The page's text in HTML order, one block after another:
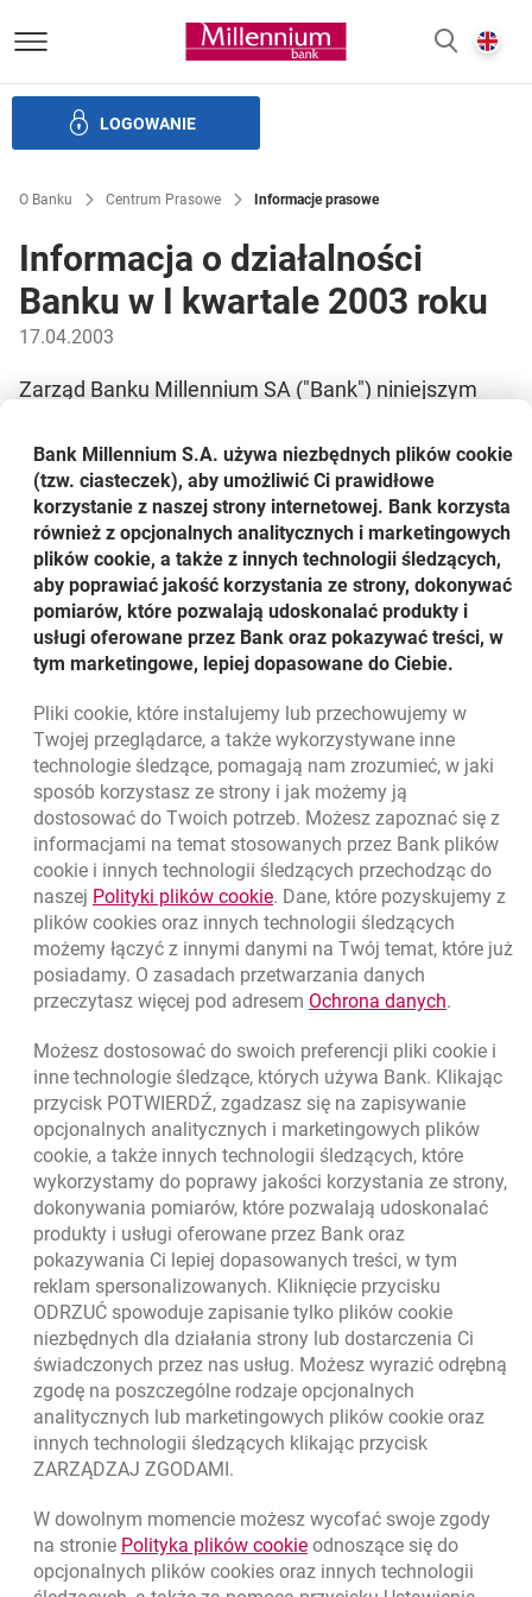
Bank Millennium homepage
LOGOWANIE
O Banku Centrum Prasowe Informacje prasowe
Informacja o działalności
Banku w I kwartale 2003 roku
17.04.2003
Zarząd Banku Millennium SA ("Bank") niniejszym
obrotowego 2003 (1 stycznia do 31 marca 2003
roku) skonsolidowany zysk netto Grupy Banku
Millennium wyniósł 29,9 mln zł. W tym samym
okresie zysk netto Banku Millennium SA wyniósł
również 29,9 mln zł.
Dla porównania, skonsolidowany zysk netto Grupy i Banku
w pierwszym kwartale 2002 roku wyniósł 47,1 mln zł.
Powrót do listy
Nawigacja dolna
Zadzwoń do nas
801 331 331
(+48) 22 598 40 40
Migam
Znajdź placówkę lub bankomat otwiera się w nowej karcie
Oceń nas otwiera się w nowej karcie
Złóż wniosek przez internet
Skontaktuj się ze Specjalistą
O banku
Kursy wymiany walut
Kursy wymiany walut. Data aktualizacji: 6.08.2026, 12:54:32
WALUTA KUPNO SPRZEDAŻ
EUR 4.1358 4.4581
USD 3.8639
Odpowiedzialny biznes
Regulacje zewnętrzne
Bank Millennium S.A. używa niezbędnych plików cookie
(tzw. ciasteczek), aby umożliwić Ci prawidłowe
korzystanie z naszej strony internetowej. Bank korzysta
również z opcjonalnych analitycznych i marketingowych
plików cookie, a także z innych technologii śledzących,
aby poprawiać jakość korzystania ze strony, dokonywać
pomiarów, które pozwalają udoskonalać produkty i
usługi oferowane przez Bank oraz pokazywać treści, w
tym marketingowe, lepiej dopasowane do Ciebie.
Pliki cookie, które instalujemy lub przechowujemy w
Twojej przeglądarce, a także wykorzystywane inne
technologie śledzące, pomagają nam zrozumieć, w jaki
sposób korzystasz ze strony i jak możemy ją
dostosować do Twoich potrzeb. Możesz zapoznać się z
informacjami na temat stosowanych przez Bank plików
cookie i innych technologii śledzących przechodząc do
naszej Polityki plików cookielink otwiera się w nowym oknie
. Dane, które pozyskujemy z
plików cookies oraz innych technologii śledzących
możemy łączyć z innymi danymi na Twój temat, które już
posiadamy. O zasadach przetwarzania danych
przeczytasz więcej pod adresem Ochrona danychlink
.
Możesz dostosować do swoich preferencji pliki cookie i
inne technologie śledzące, których używa Bank. Klikając
przycisk POTWIERDŹ, zgadzasz się na zapisywanie
opcjonalnych analitycznych i marketingowych plików
cookie, a także innych technologii śledzących, które
wykorzystamy do poprawy jakości korzystania ze strony,
dokonywania pomiarów, które pozwalają udoskonalać
produkty i usługi oferowane przez Bank oraz
pokazywania Ci lepiej dopasowanych treści, w tym
reklam spersonalizowanych. Kliknięcie przycisku
ODRZUĆ spowoduje zapisanie tylko plików cookie
niezbędnych dla działania strony lub dostarczenia Ci
świadczonych przez nas usług. Możesz wyrazić odrębną
zgodę na poszczególne rodzaje opcjonalnych
analitycznych lub marketingowych plików cookie oraz
innych technologii śledzących klikając przycisk
ZARZĄDZAJ ZGODAMI.
W dowolnym momencie możesz wycofać swoje zgody
na stronie Polityka plików cookielink otwiera się w nowym
odnoszące się do
opcjonalnych plików cookies oraz innych technologii